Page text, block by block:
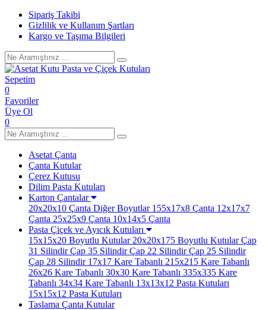
Sipariş Takibi
Gizlilik ve Kullanım Şartları
Kargo ve Taşıma Bilgileri
Sepetim
0
Favoriler
Üye Ol
0
Asetat Çanta
Çanta Kutular
Çerez Kutusu
Dilim Pasta Kutuları
Karton Çantalar
20x20x10 Çanta Diğer Boyutlar155x17x8 Çanta 12x17x7
Çanta 25x25x9 Çanta 10x14x5 Çanta
Pasta Çiçek ve Ayıcık Kutuları
15x15x20 Boyutlu Kutular20x20x175 Boyutlu KutularÇap
31 SilindirÇap 35 SilindirÇap 22 SilindirÇap 25 Silindir
Çap 28 Silindir17x17 Kare Tabanlı 215x215 Kare Tabanlı
26x26 Kare Tabanlı 30x30 Kare Tabanlı 335x335 Kare
Tabanlı 34x34 Kare Tabanlı 13x13x12 Pasta Kutuları
15x15x12 Pasta Kutuları
Taslama Çanta Kutular